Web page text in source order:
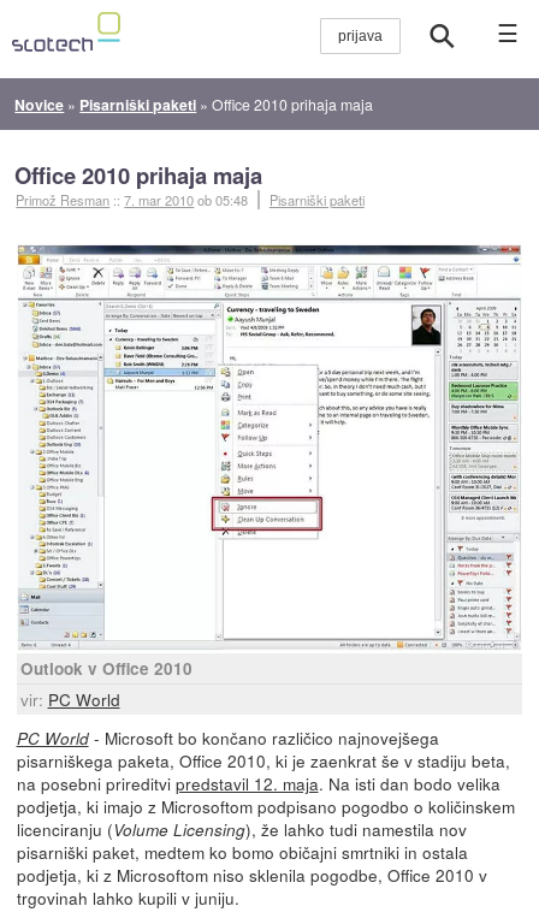
☰
Novice » Pisarniški paketi »Office 2010 prihaja maja
Office 2010 prihaja maja
Primož Resman ::7. mar 2010ob 05:48 Pisarniški paketi
Outlook v Office 2010
vir: PC World
PC World- Microsoft bo končano različico najnovejšega
pisarniškega paketa, Office 2010, ki je zaenkrat še v stadiju beta,
na posebni prireditvi predstavil 12. maja. Na isti dan bodo velika
podjetja, ki imajo z Microsoftom podpisano pogodbo o količinskem
licenciranju (Volume Licensing), že lahko tudi namestila nov
pisarniški paket, medtem ko bomo običajni smrtniki in ostala
podjetja, ki z Microsoftom niso sklenila pogodbe, Office 2010 v
trgovinah lahko kupili v juniju.